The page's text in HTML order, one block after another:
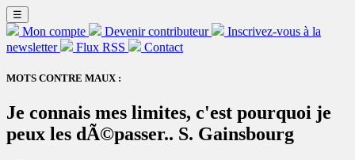
☰
Mon compte Devenir contributeur
Inscrivez-vous à la
newsletter
Flux RSS Contact
MOTS CONTRE MAUX :
Je connais mes limites, c'est pourquoi je
peux les dÃ©passer.. S. Gainsbourg